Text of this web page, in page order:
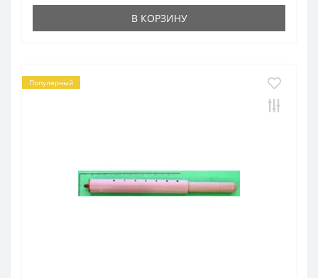
В КОРЗИНУ
Популярный